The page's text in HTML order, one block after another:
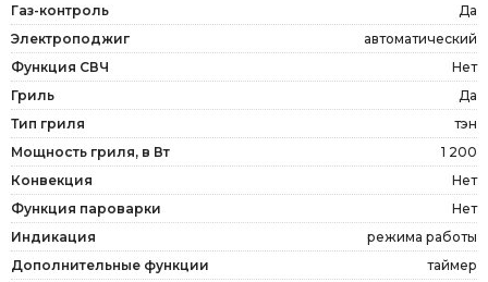
Газ-контроль
Да
Электроподжиг
автоматический
Функция СВЧ
Нет
Гриль
Да
Тип гриля
тэн
Мощность гриля, в Вт
1 200
Конвекция
Нет
Функция пароварки
Нет
Индикация
режима работы
Дополнительные функции
таймер